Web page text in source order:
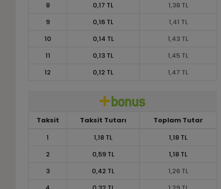
8
0,17 TL
1,38 TL
9
0,16 TL
1,41 TL
10
0,14 TL
1,43 TL
11
0,13 TL
1,45 TL
12
0,12 TL 1,47 TL
Taksit Taksit Tutarı
Toplam Tutar
1
1,18 TL
1,18 TL
2
0,59 TL
1,18 TL
3
0,42 TL
1,26 TL